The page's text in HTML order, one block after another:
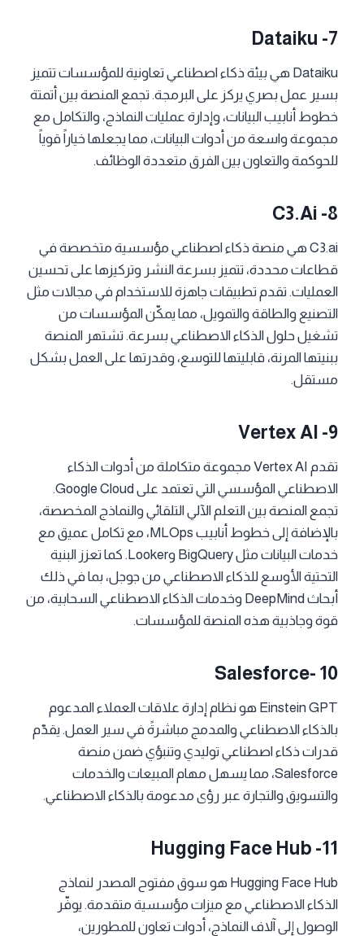
Dataiku -7
Dataiku هي بيئة ذكاء اصطناعي تعاونية للمؤسسات تتميز
بسير عمل بصري يركز على البرمجة. تجمع المنصة بين أتمتة
خطوط أنابيب البيانات، وإدارة عمليات النماذج، والتكامل مع
مجموعة واسعة من أدوات البيانات، مما يجعلها خياراً قوياً
للحوكمة والتعاون بين الفرق متعددة الوظائف.
C3.ai -8
C3.ai هي منصة ذكاء اصطناعي مؤسسية متخصصة في
قطاعات محددة، تتميز بسرعة النشر وتركيزها على تحسين
العمليات. تقدم تطبيقات جاهزة للاستخدام في مجالات مثل
التصنيع والطاقة والتمويل، مما يمكّن المؤسسات من
تشغيل حلول الذكاء الاصطناعي بسرعة. تشتهر المنصة
ببنيتها المرنة، قابليتها للتوسع، وقدرتها على العمل بشكل
مستقل.
Vertex AI -9
تقدم Vertex AI مجموعة متكاملة من أدوات الذكاء
الاصطناعي المؤسسي التي تعتمد على Google Cloud.
تجمع المنصة بين التعلم الآلي التلقائي والنماذج المخصصة،
بالإضافة إلى خطوط أنابيب MLOps، مع تكامل عميق مع
خدمات البيانات مثل BigQuery وLooker. كما تعزز البنية
التحتية الأوسع للذكاء الاصطناعي من جوجل، بما في ذلك
أبحاث DeepMind وخدمات الذكاء الاصطناعي السحابية، من
قوة وجاذبية هذه المنصة للمؤسسات.
Salesforce- 10
Einstein GPT هو نظام إدارة علاقات العملاء المدعوم
بالذكاء الاصطناعي والمدمج مباشرةً في سير العمل. يقدّم
قدرات ذكاء اصطناعي توليدي وتنبؤي ضمن منصة
Salesforce، مما يسهل مهام المبيعات والخدمات
والتسويق والتجارة عبر رؤى مدعومة بالذكاء الاصطناعي.
Hugging Face Hub -11
Hugging Face Hub هو سوق مفتوح المصدر لنماذج
الذكاء الاصطناعي مع ميزات مؤسسية متقدمة. يوفّر
الوصول إلى آلاف النماذج، أدوات تعاون للمطورين،